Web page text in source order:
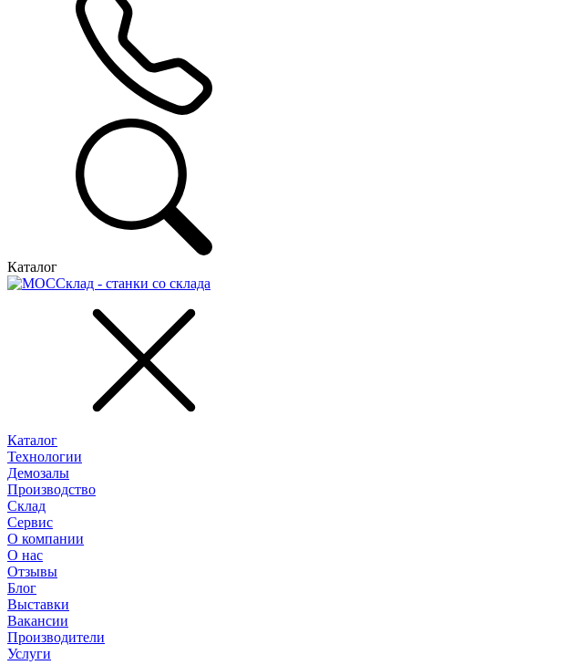
Каталог
Каталог
Технологии
Демозалы
Производство
Склад
Сервис
О компании
О нас
Отзывы
Блог
Выставки
Вакансии
Производители
Услуги